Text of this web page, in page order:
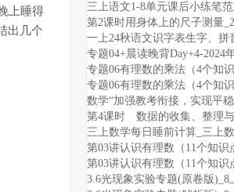
上睡得
出几个
三上语文1-8单元课后小练笔
第2课时用身体上的尺子测量
一上24秋语文识字表生字、
专题04+晨读晚背Day+4-2024
专题06有理数的乘法（4个知
专题06有理数的乘法（4个知
数学“加强教考衔接，实现平
第4课时 数据的收集、整理
三上数学每日睡前计算_三上
第03讲认识有理数（11个知
第03讲认识有理数（11个知
3.6光现象实验专题(原卷版